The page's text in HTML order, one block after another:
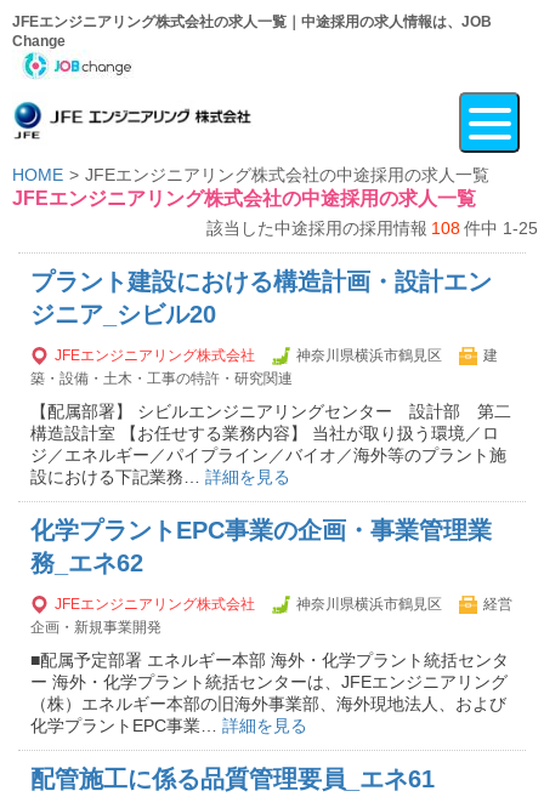
JFEエンジニアリング株式会社の求人一覧｜中途採用の求人情報は、JOB
Change
HOME JFEエンジニアリング株式会社の中途採用の求人一覧
JFEエンジニアリング株式会社の中途採用の求人一覧
該当した中途採用の採用情報 108件中 1-25
プラント建設における構造計画・設計エン
ジニア_シビル20
JFEエンジニアリング株式会社 神奈川県横浜市鶴見区
建
築・設備・土木・工事の特許・研究関連
【配属部署】 シビルエンジニアリングセンター 設計部 第二
構造設計室 【お任せする業務内容】 当社が取り扱う環境／ロ
ジ／エネルギー／パイプライン／バイオ／海外等のプラント施
設における下記業務… 詳細を見る
化学プラントEPC事業の企画・事業管理業
務_エネ62
JFEエンジニアリング株式会社 神奈川県横浜市鶴見区
経営
企画・新規事業開発
■配属予定部署 エネルギー本部 海外・化学プラント統括センタ
ー 海外・化学プラント統括センターは、JFEエンジニアリング
（株）エネルギー本部の旧海外事業部、海外現地法人、および
化学プラントEPC事業… 詳細を見る
配管施工に係る品質管理要員_エネ61